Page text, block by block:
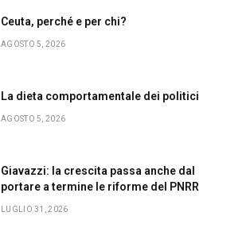
Ceuta, perché e per chi?
AGOSTO 5, 2026
La dieta comportamentale dei politici
AGOSTO 5, 2026
Giavazzi: la crescita passa anche dal
portare a termine le riforme del PNRR
LUGLIO 31, 2026